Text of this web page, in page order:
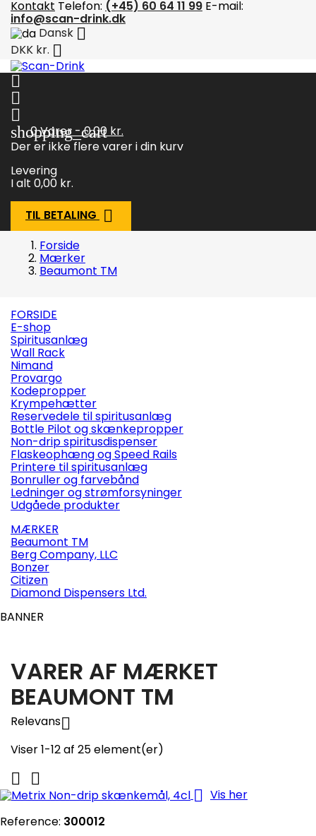
Kontakt Telefon: (+45) 60 64 11 99 E-mail:
info@scan-drink.dk
Dansk 
DKK kr. 



shopping_cart
0Varer - 0,00 kr.
Der er ikke flere varer i din kurv
Levering
I alt 0,00 kr.
TIL BETALING 
Forside
Mærker
Beaumont TM
FORSIDE
E-shop
Spiritusanlæg
Wall Rack
Nimand
Provargo
Kodepropper
Krympehætter
Reservedele til spiritusanlæg
Bottle Pilot og skænkepropper
Non-drip spiritusdispenser
Flaskeophæng og Speed Rails
Printere til spiritusanlæg
Bonruller og farvebånd
Ledninger og strømforsyninger
Udgåede produkter
MÆRKER
Beaumont TM
Berg Company, LLC
Bonzer
Citizen
Diamond Dispensers Ltd.
BANNER
VARER AF MÆRKET
BEAUMONT TM
Relevans
Viser 1-12 af 25 element(er)


 Vis her
Reference: 300012